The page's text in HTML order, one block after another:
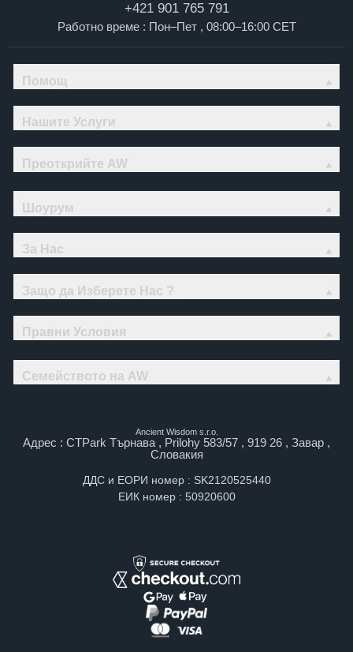
+421 901 765 791
Работно време : Пон–Пет , 08:00–16:00 CET
Помощ
Нашите Услуги
Преоткрийте AW
Шоурум
За Нас
Защо да Изберете Нас ?
Правни Условия
Семейството на AW
Ancient Wisdom s.r.o.
Адрес : CTPark Търнава , Prilohy 583/57 , 919 26 , Завар ,
Словакия
ДДС и ЕОРИ номер : SK2120525440
ЕИК номер : 50920600